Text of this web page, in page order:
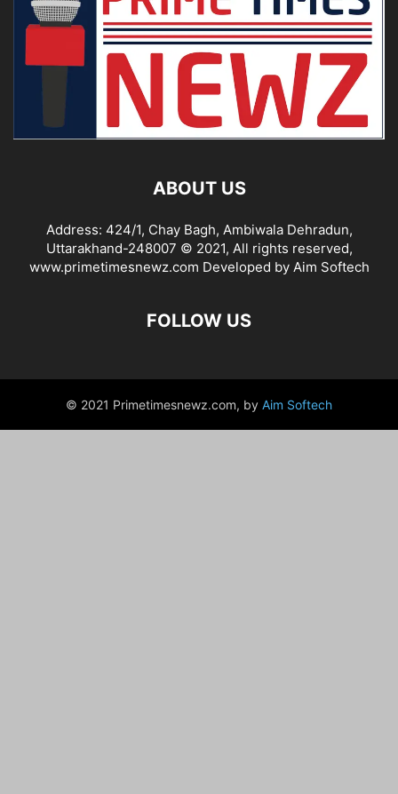
ABOUT US
Address: 424/1, Chay Bagh, Ambiwala Dehradun,
Uttarakhand-248007 © 2021, All rights reserved,
www.primetimesnewz.com Developed by Aim Softech
FOLLOW US
© 2021 Primetimesnewz.com, by Aim Softech